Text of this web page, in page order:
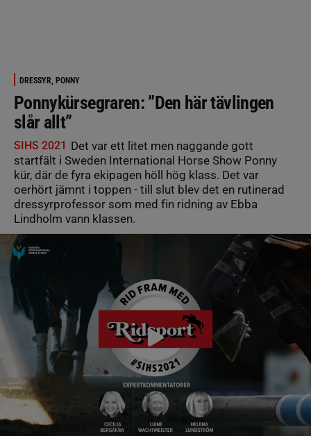
DRESSYR, PONNY
Ponnykürsegraren: ”Den här tävlingen
slår allt”
SIHS 2021 Det var ett litet men naggande gott
startfält i Sweden International Horse Show Ponny
kür, där de fyra ekipagen höll hög klass. Det var
oerhört jämnt i toppen - till slut blev det en rutinerad
dressyrprofessor som med fin ridning av Ebba
Lindholm vann klassen.